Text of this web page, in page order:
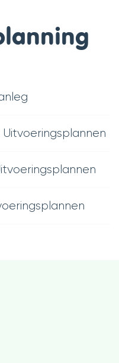
naar